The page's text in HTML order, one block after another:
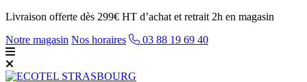
Livraison offerte dès 299€ HT d’achat et retrait 2h en magasin
Notre magasin Nos horaires 03 88 19 69 40